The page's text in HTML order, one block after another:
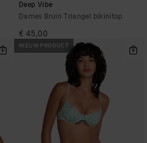
Deep Vibe
Dames Bruin Triangel bikinitop
€ 45,00
NIEUW PRODUCT